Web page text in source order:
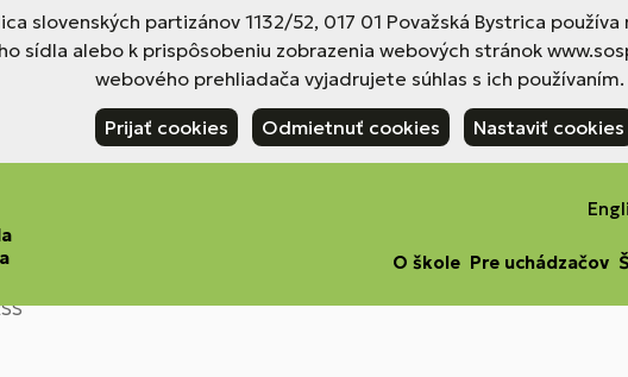
slovenských partizánov 1132/52, 017 01 Považská Bystrica
sídla alebo k prispôsobeniu zobrazenia webových stránok
webového prehliadača vyjadrujete súhlas s ich používaním.
Prijať cookies Odmietnuť cookies Nastaviť cookies
O škole Pre uchádzačov